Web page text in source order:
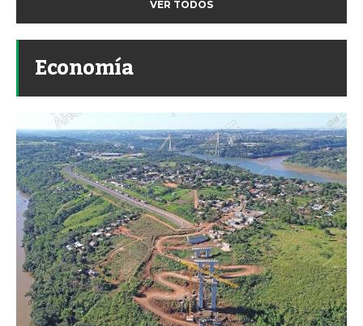
VER TODOS
Economía